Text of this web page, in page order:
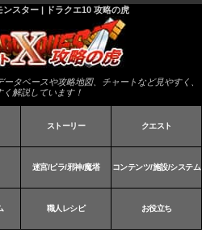
ンスター | ドラクエ10 攻略の虎
タベースや攻略地図、チャートなど見やすく、
く解説しています！
ストーリー クエスト
迷宮/ピラ/邪神/魔塔 コンテンツ/施設/システム
職人レシピ お役立ち